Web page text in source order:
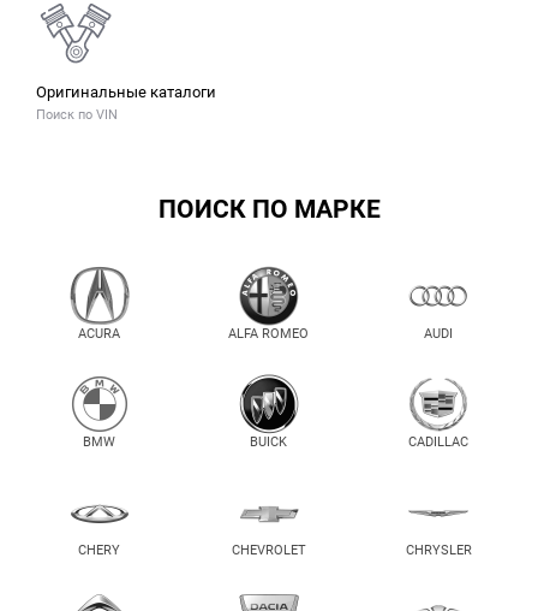
Оригинальные каталоги
Поиск по VIN
ПОИСК ПО МАРКЕ
ACURA ALFA ROMEO AUDI
BMW BUICK CADILLAC
CHERY CHEVROLET CHRYSLER